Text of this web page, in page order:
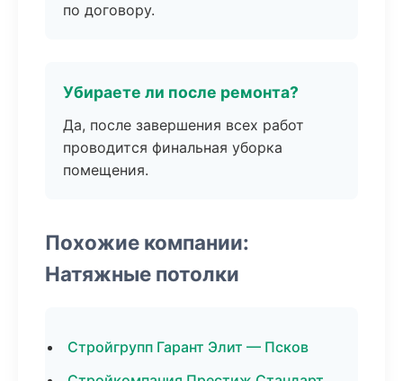
по договору.
Убираете ли после ремонта?
Да, после завершения всех работ
проводится финальная уборка
помещения.
Похожие компании:
Натяжные потолки
Стройгрупп Гарант Элит — Псков